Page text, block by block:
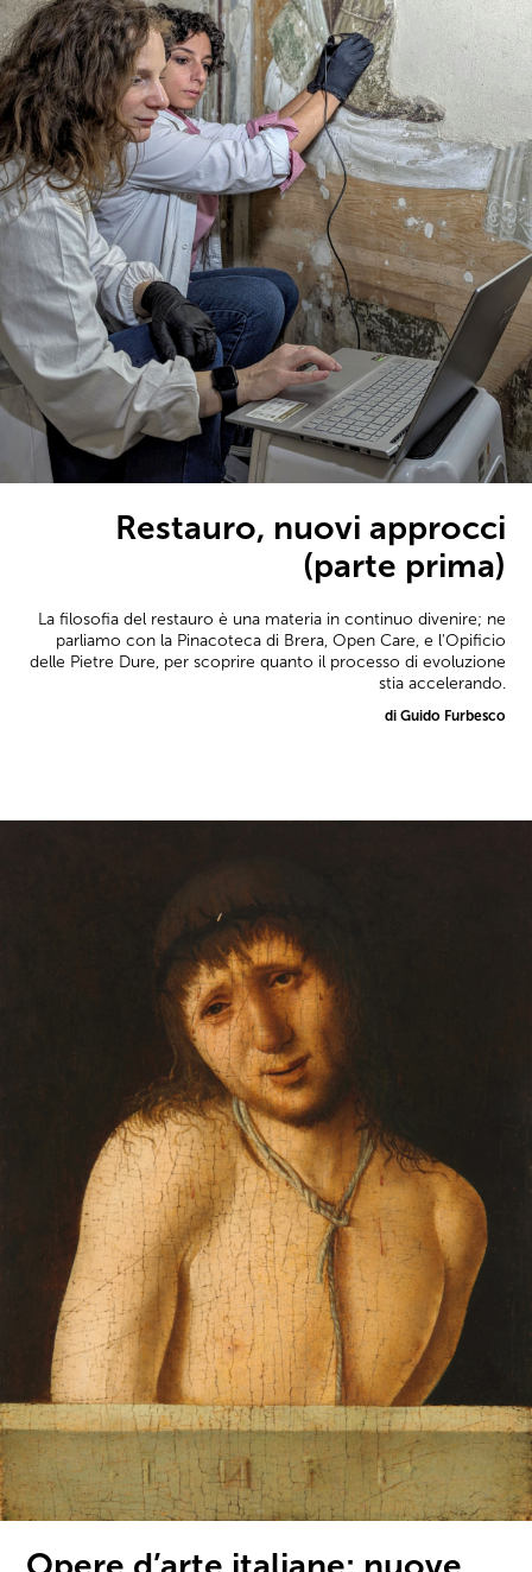
Restauro, nuovi approcci
(parte prima)
La filosofia del restauro è una materia in continuo divenire; ne
parliamo con la Pinacoteca di Brera, Open Care, e l'Opificio
delle Pietre Dure, per scoprire quanto il processo di evoluzione
stia accelerando.
di Guido Furbesco